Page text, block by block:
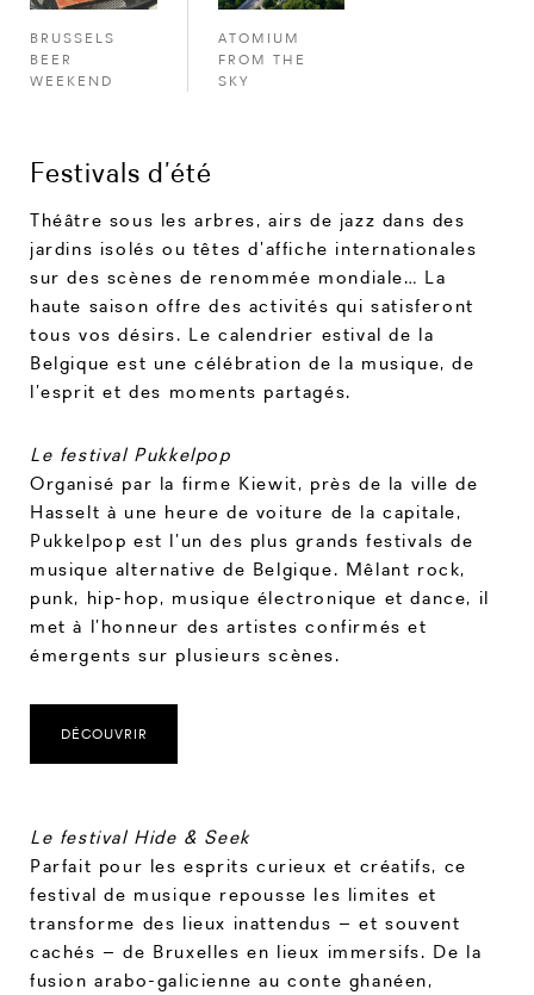
BRUSSELS
BEER
WEEKEND
ATOMIUM
FROM THE
SKY
Festivals d’été
Théâtre sous les arbres, airs de jazz dans des
jardins isolés ou têtes d’affiche internationales
sur des scènes de renommée mondiale… La
haute saison offre des activités qui satisferont
tous vos désirs. Le calendrier estival de la
Belgique est une célébration de la musique, de
l’esprit et des moments partagés.
Le festival Pukkelpop
Organisé par la firme Kiewit, près de la ville de
Hasselt à une heure de voiture de la capitale,
Pukkelpop est l’un des plus grands festivals de
musique alternative de Belgique. Mêlant rock,
punk, hip-hop, musique électronique et dance, il
met à l’honneur des artistes confirmés et
émergents sur plusieurs scènes.
DÉCOUVRIR
Le festival Hide & Seek
Parfait pour les esprits curieux et créatifs, ce
festival de musique repousse les limites et
transforme des lieux inattendus – et souvent
cachés – de Bruxelles en lieux immersifs. De la
fusion arabo-galicienne au conte ghanéen,